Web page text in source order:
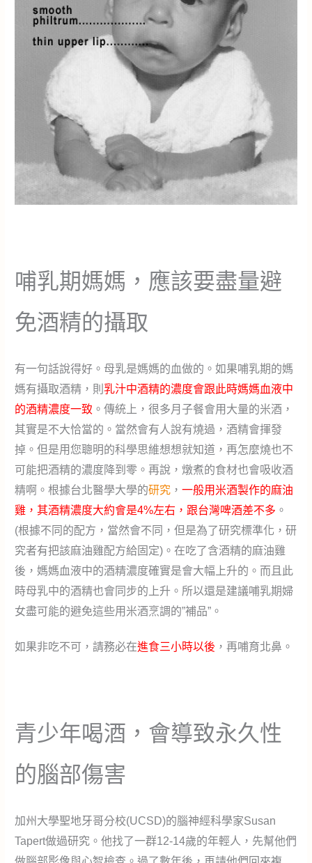
哺乳期媽媽，應該要盡量避
免酒精的攝取
有一句話說得好。母乳是媽媽的血做的。如果哺乳期的媽
媽有攝取酒精，則乳汁中酒精的濃度會跟此時媽媽血液中
的酒精濃度一致 。傳統上，很多月子餐會用大量的米酒，
其實是不大恰當的。當然會有人說有燒過，酒精會揮發
掉。但是用您聰明的科學思維想想就知道，再怎麼燒也不
可能把酒精的濃度降到零。再說，燉煮的食材也會吸收酒
精啊。根據台北醫學大學的研究 ，一般用米酒製作的麻油
雞，其酒精濃度大約會是4%左右，跟台灣啤酒差不多 。
(根據不同的配方，當然會不同，但是為了研究標準化，研
究者有把該麻油雞配方給固定)。在吃了含酒精的麻油雞
後，媽媽血液中的酒精濃度確實是會大幅上升的。而且此
時母乳中的酒精也會同步的上升。所以還是建議哺乳期婦
女盡可能的避免這些用米酒烹調的”補品”。
如果非吃不可，請務必在進食三小時以後 ，再哺育北鼻。
青少年喝酒，會導致永久性
的腦部傷害
加州大學聖地牙哥分校(UCSD)的腦神經科學家Susan
Tapert做過研究。他找了一群12-14歲的年輕人，先幫他們